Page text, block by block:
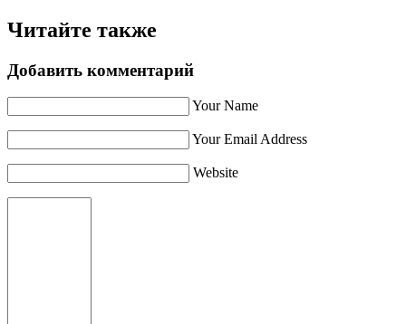
Читайте также
Добавить комментарий
Your Name
Your Email Address
Website